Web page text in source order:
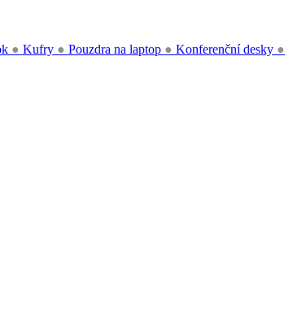
● Kufry ● Pouzdra na laptop ● Konferenční desky ●